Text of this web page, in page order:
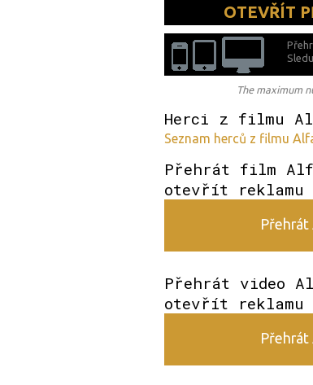
OTEVŘÍT
The maximum
Herci z filmu
Seznam herců z filmu
Přehrát film
otevřít reklamu
Přehrát
Přehrát video
otevřít reklamu
Přehrát